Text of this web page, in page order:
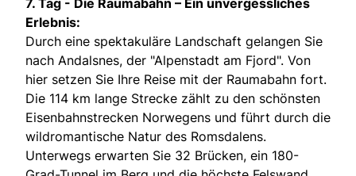
7. Tag - Die Raumabahn – Ein unvergessliches
Erlebnis:
Durch eine spektakuläre Landschaft gelangen Sie
nach Andalsnes, der "Alpenstadt am Fjord". Von
hier setzen Sie Ihre Reise mit der Raumabahn fort.
Die 114 km lange Strecke zählt zu den schönsten
Eisenbahnstrecken Norwegens und führt durch die
wildromantische Natur des Romsdalens.
Unterwegs erwarten Sie 32 Brücken, ein 180-